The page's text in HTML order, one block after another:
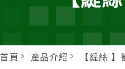
首頁 產品介紹 【緹絲